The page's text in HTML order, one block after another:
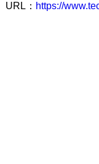
URL： https://